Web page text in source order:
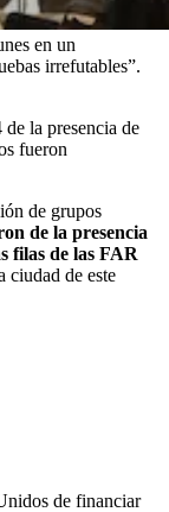
en un
irrefutables”.
la presencia de
fueron
de grupos
de la presencia
filas de las FAR
ciudad de este
de financiar